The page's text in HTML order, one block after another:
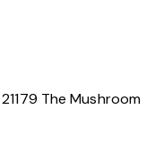
The Mushroom